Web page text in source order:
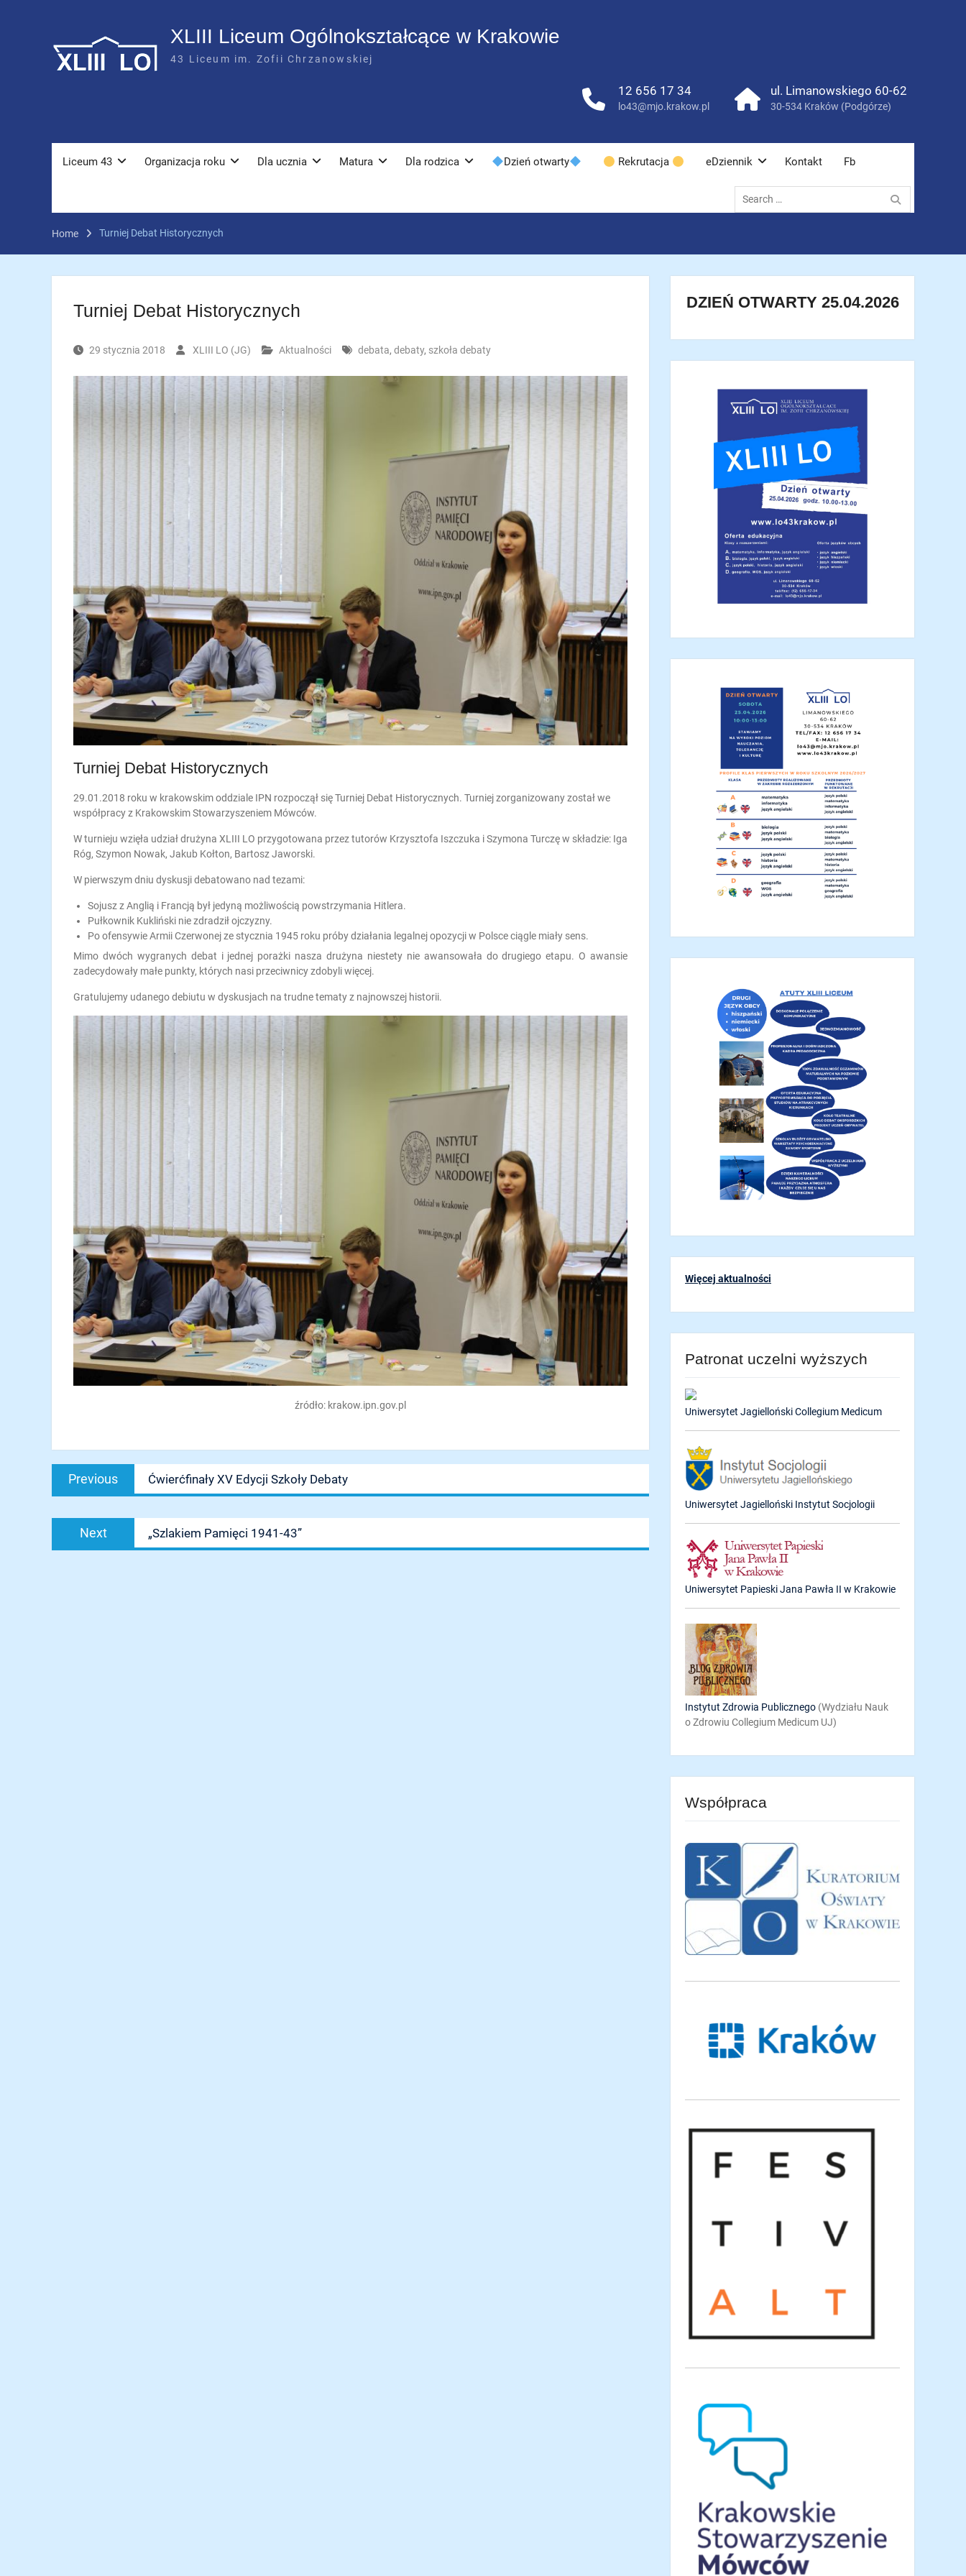
XLIII Liceum Ogólnokształcące w Krakowie
43 Liceum im. Zofii Chrzanowskiej
12 656 17 34
lo43@mjo.krakow.pl
ul. Limanowskiego 60-62
30-534 Kraków (Podgórze)
Liceum 43 Organizacja roku Dla ucznia Matura Dla rodzica Dzień otwarty Rekrutacja eDziennik Kontakt Fb
Search
for:
Home Turniej Debat Historycznych
Turniej Debat Historycznych
29 stycznia 2018 XLIII LO (JG) Aktualności debata, debaty, szkoła debaty
Turniej Debat Historycznych
29.01.2018 roku w krakowskim oddziale IPN rozpoczął się Turniej Debat Historycznych. Turniej zorganizowany został we
współpracy z Krakowskim Stowarzyszeniem Mówców.
W turnieju wzięła udział drużyna XLIII LO przygotowana przez tutorów Krzysztofa Iszczuka i Szymona Turczę w składzie: Iga
Róg, Szymon Nowak, Jakub Kołton, Bartosz Jaworski.
W pierwszym dniu dyskusji debatowano nad tezami:
Sojusz z Anglią i Francją był jedyną możliwością powstrzymania Hitlera.
Pułkownik Kukliński nie zdradził ojczyzny.
Po ofensywie Armii Czerwonej ze stycznia 1945 roku próby działania legalnej opozycji w Polsce ciągle miały sens.
Mimo dwóch wygranych debat i jednej porażki nasza drużyna niestety nie awansowała do drugiego etapu. O awansie
zadecydowały małe punkty, których nasi przeciwnicy zdobyli więcej.
Gratulujemy udanego debiutu w dyskusjach na trudne tematy z najnowszej historii.
źródło: krakow.ipn.gov.pl
Nawigacja
wpisu
Previous
Previous
post:
Ćwierćfinały XV Edycji Szkoły Debaty
Next
Next
post:
„Szlakiem Pamięci 1941-43”
DZIEŃ OTWARTY 25.04.2026
Więcej aktualności
Patronat uczelni wyższych
Uniwersytet Jagielloński Collegium Medicum
Uniwersytet Jagielloński Instytut Socjologii
Uniwersytet Papieski Jana Pawła II w Krakowie
Instytut Zdrowia Publicznego (Wydziału Nauk
o Zdrowiu Collegium Medicum UJ)
Współpraca